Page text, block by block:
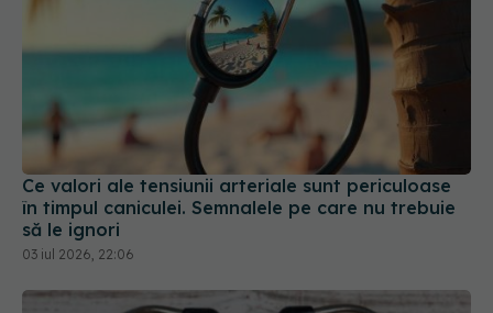
Ce valori ale tensiunii arteriale sunt periculoase
în timpul caniculei. Semnalele pe care nu trebuie
să le ignori
03 iul 2026, 22:06